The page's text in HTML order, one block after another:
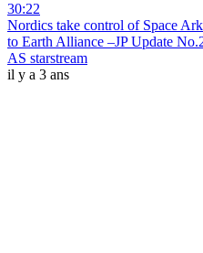
30:22
Nordics take control of Space
to Earth Alliance –JP Update
AS starstream
il y a 3 ans